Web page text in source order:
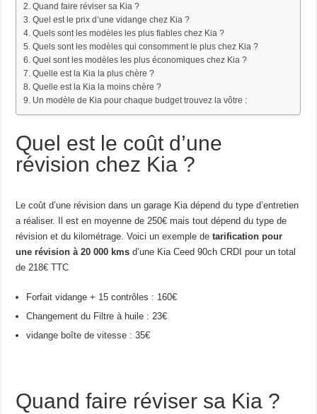
Quand faire réviser sa Kia ?
Quel est le prix d’une vidange chez Kia ?
Quels sont les modèles les plus fiables chez Kia ?
Quels sont les modèles qui consomment le plus chez Kia ?
Quel sont les modèles les plus économiques chez Kia ?
Quelle est la Kia la plus chère ?
Quelle est la Kia la moins chère ?
Un modèle de Kia pour chaque budget trouvez la vôtre :
Quel est le coût d’une
révision chez Kia ?
Le coût d’une révision dans un garage Kia dépend du type d’entretien
a réaliser. Il est en moyenne de 250€ mais tout dépend du type de
révision et du kilométrage. Voici un exemple detarification pour
une révision à 20 000 kms d’une Kia Ceed 90ch CRDI pour un total
de 218€ TTC
Forfait vidange + 15 contrôles : 160€
Changement du Filtre à huile : 23€
vidange boîte de vitesse : 35€
Quand faire réviser sa Kia ?